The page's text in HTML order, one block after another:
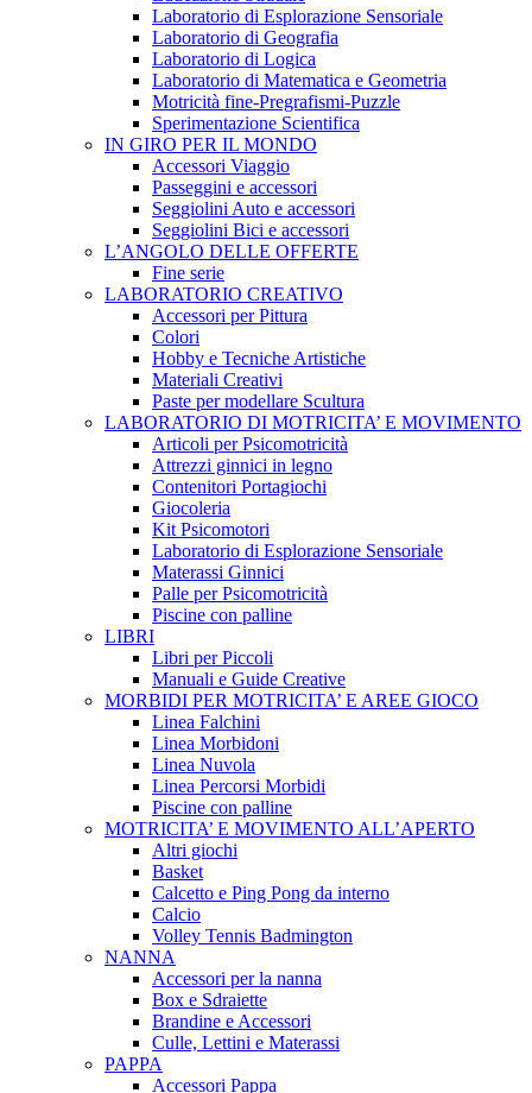
Laboratorio di Esplorazione Sensoriale
Laboratorio di Geografia
Laboratorio di Logica
Laboratorio di Matematica e Geometria
Motricità fine-Pregrafismi-Puzzle
Sperimentazione Scientifica
IN GIRO PER IL MONDO
Accessori Viaggio
Passeggini e accessori
Seggiolini Auto e accessori
Seggiolini Bici e accessori
L’ANGOLO DELLE OFFERTE
Fine serie
LABORATORIO CREATIVO
Accessori per Pittura
Colori
Hobby e Tecniche Artistiche
Materiali Creativi
Paste per modellare Scultura
LABORATORIO DI MOTRICITA’ E MOVIMENTO
Articoli per Psicomotricità
Attrezzi ginnici in legno
Contenitori Portagiochi
Giocoleria
Kit Psicomotori
Laboratorio di Esplorazione Sensoriale
Materassi Ginnici
Palle per Psicomotricità
Piscine con palline
LIBRI
Libri per Piccoli
Manuali e Guide Creative
MORBIDI PER MOTRICITA’ E AREE GIOCO
Linea Falchini
Linea Morbidoni
Linea Nuvola
Linea Percorsi Morbidi
Piscine con palline
MOTRICITA’ E MOVIMENTO ALL’APERTO
Altri giochi
Basket
Calcetto e Ping Pong da interno
Calcio
Volley Tennis Badmington
NANNA
Accessori per la nanna
Box e Sdraiette
Brandine e Accessori
Culle, Lettini e Materassi
PAPPA
Accessori Pappa